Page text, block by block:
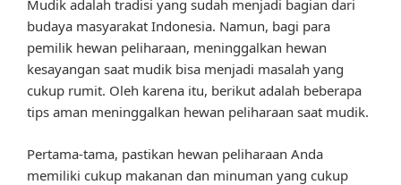
Mudik adalah tradisi yang sudah menjadi bagian dari
budaya masyarakat Indonesia. Namun, bagi para
pemilik hewan peliharaan, meninggalkan hewan
kesayangan saat mudik bisa menjadi masalah yang
cukup rumit. Oleh karena itu, berikut adalah beberapa
tips aman meninggalkan hewan peliharaan saat mudik.
Pertama-tama, pastikan hewan peliharaan Anda
memiliki cukup makanan dan minuman yang cukup